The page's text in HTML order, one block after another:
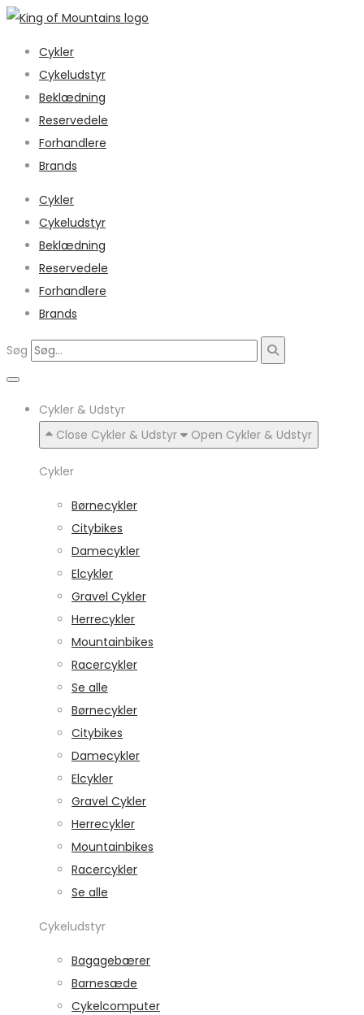
Cykler
Cykeludstyr
Beklædning
Reservedele
Forhandlere
Brands
Cykler
Cykeludstyr
Beklædning
Reservedele
Forhandlere
Brands
Søg
Cykler & Udstyr
Close Cykler & Udstyr
Open Cykler & Udstyr
Cykler
Børnecykler
Citybikes
Damecykler
Elcykler
Gravel Cykler
Herrecykler
Mountainbikes
Racercykler
Se alle
Børnecykler
Citybikes
Damecykler
Elcykler
Gravel Cykler
Herrecykler
Mountainbikes
Racercykler
Se alle
Cykeludstyr
Bagagebærer
Barnesæde
Cykelcomputer